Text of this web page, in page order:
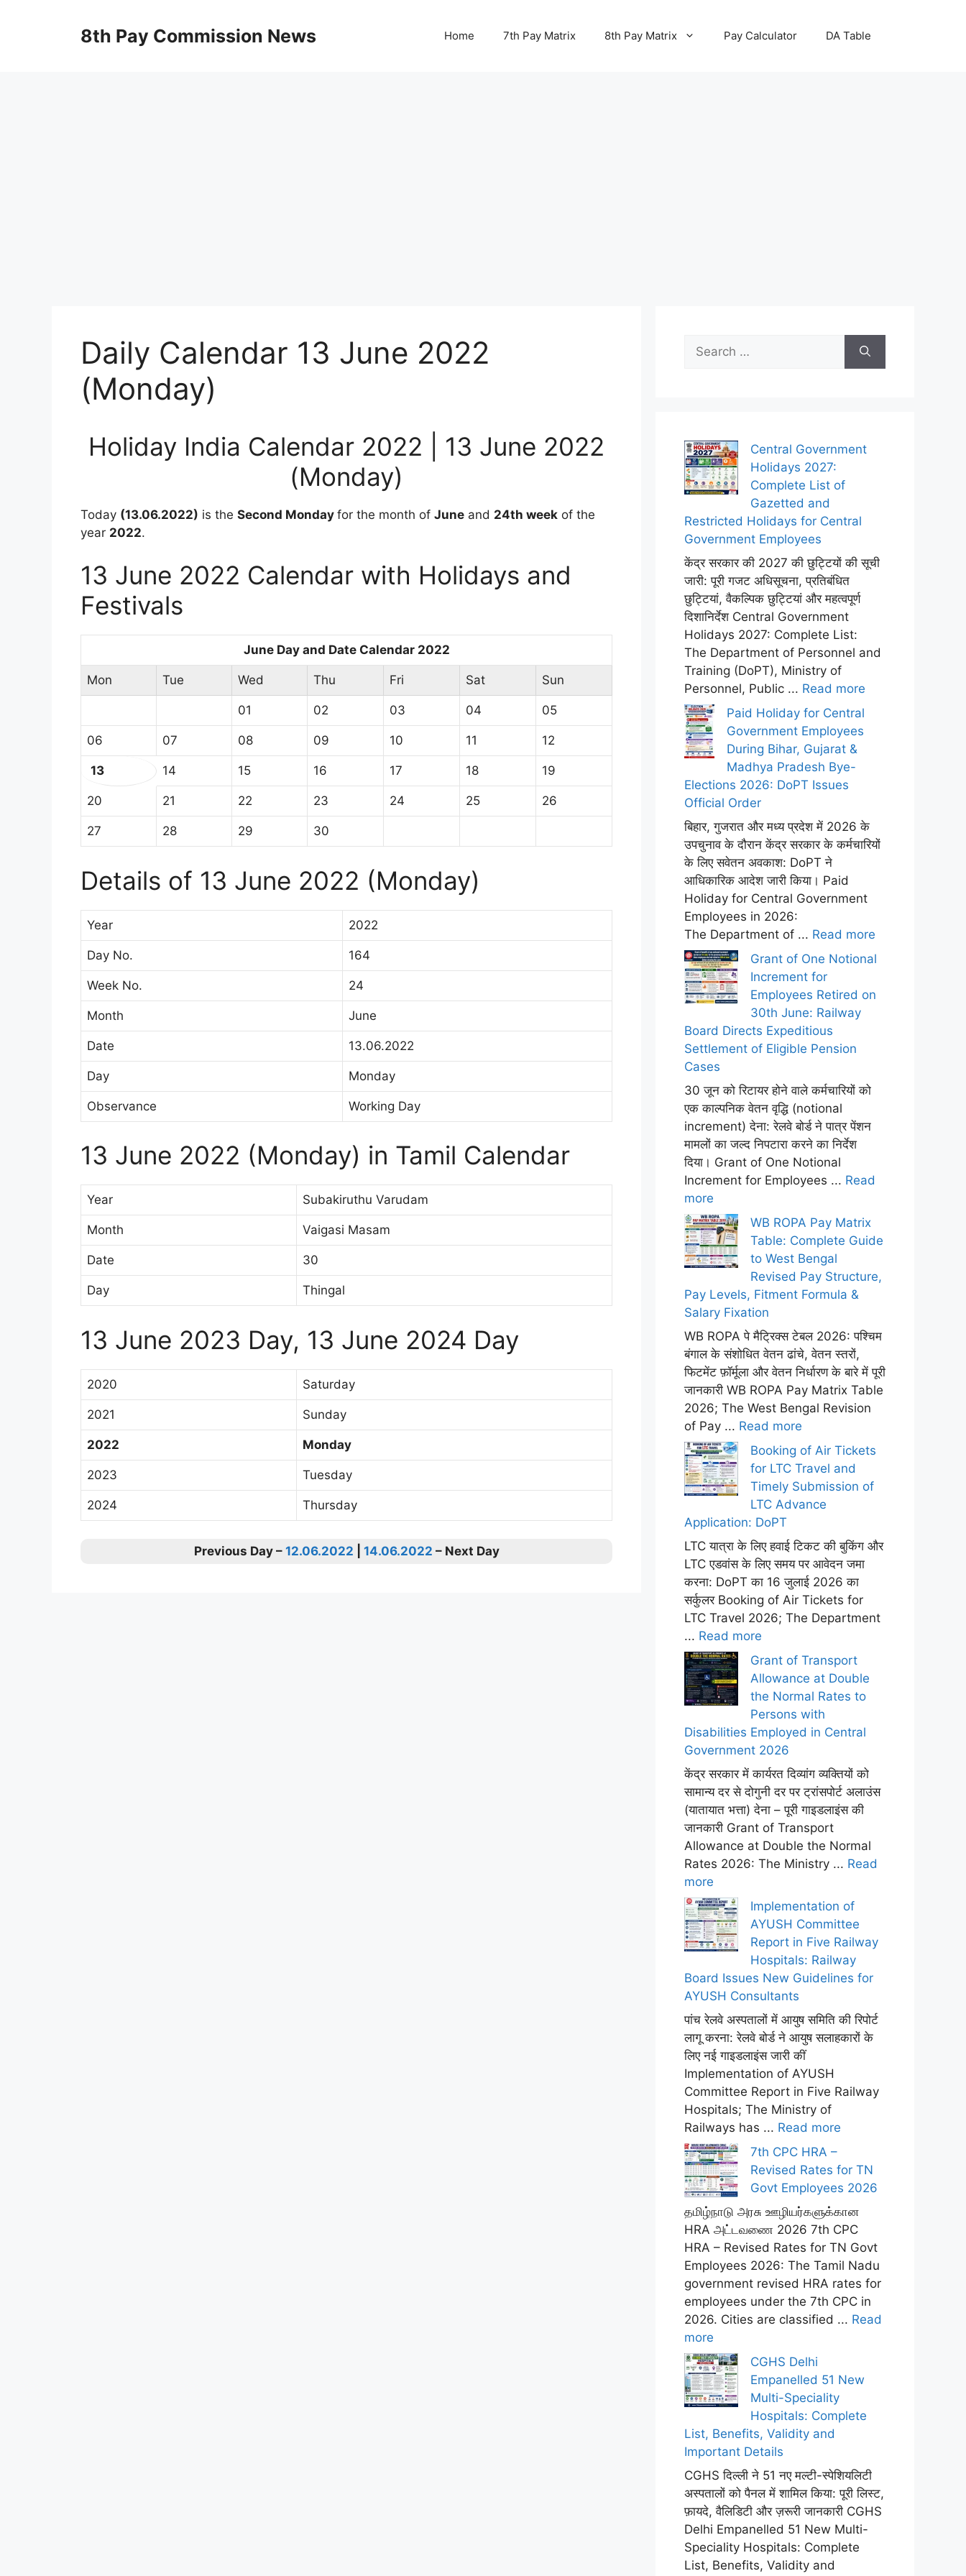
8th Pay Commission News Home 7th Pay Matrix 8th Pay Matrix Pay Calculator DA Table
Daily Calendar 13 June 2022
(Monday)
Holiday India Calendar 2022 | 13 June 2022
(Monday)
Today (13.06.2022) is the Second Monday for the month of June and 24th week of the
year 2022.
13 June 2022 Calendar with Holidays and
Festivals
June Day and Date Calendar 2022
Mon Tue Wed Thu Fri Sat Sun
01 02 03 04 05
06 07 08 09 10 11 12
13 14 15 16 17 18 19
20 21 22 23 24 25 26
27 28 29 30
Details of 13 June 2022 (Monday)
Year 2022
Day No. 164
Week No. 24
Month June
Date 13.06.2022
Day Monday
Observance Working Day
13 June 2022 (Monday) in Tamil Calendar
Year Subakiruthu Varudam
Month Vaigasi Masam
Date 30
Day Thingal
13 June 2023 Day, 13 June 2024 Day
2020 Saturday
2021 Sunday
2022 Monday
2023 Tuesday
2024 Thursday
Previous Day – 12.06.2022 14.06.2022 – Next Day
for:
Central Government
Holidays 2027:
Complete List of
Gazetted and
Restricted Holidays for Central
Government Employees
केंद्र सरकार की 2027 की छुट्टियों की सूची
जारी: पूरी गजट अधिसूचना, प्रतिबंधित
छुट्टियां, वैकल्पिक छुट्टियां और महत्वपूर्ण
दिशानिर्देश Central Government
Holidays 2027: Complete List:
The Department of Personnel and
Training (DoPT), Ministry of
Personnel, Public ... Read more
Paid Holiday for Central
Government Employees
During Bihar, Gujarat &
Madhya Pradesh Bye-
Elections 2026: DoPT Issues
Official Order
बिहार, गुजरात और मध्य प्रदेश में 2026 के
उपचुनाव के दौरान केंद्र सरकार के कर्मचारियों
के लिए सवेतन अवकाश: DoPT ने
आधिकारिक आदेश जारी किया। Paid
Holiday for Central Government
Employees in 2026:
The Department of ... Read more
Grant of One Notional
Increment for
Employees Retired on
30th June: Railway
Board Directs Expeditious
Settlement of Eligible Pension
Cases
30 जून को रिटायर होने वाले कर्मचारियों को
एक काल्पनिक वेतन वृद्धि (notional
increment) देना: रेलवे बोर्ड ने पात्र पेंशन
मामलों का जल्द निपटारा करने का निर्देश
दिया। Grant of One Notional
Increment for Employees ... Read
more
WB ROPA Pay Matrix
Table: Complete Guide
to West Bengal
Revised Pay Structure,
Pay Levels, Fitment Formula &
Salary Fixation
WB ROPA पे मैट्रिक्स टेबल 2026: पश्चिम
बंगाल के संशोधित वेतन ढांचे, वेतन स्तरों,
फिटमेंट फ़ॉर्मूला और वेतन निर्धारण के बारे में पूरी
जानकारी WB ROPA Pay Matrix Table
2026; The West Bengal Revision
of Pay ... Read more
Booking of Air Tickets
for LTC Travel and
Timely Submission of
LTC Advance
Application: DoPT
LTC यात्रा के लिए हवाई टिकट की बुकिंग और
LTC एडवांस के लिए समय पर आवेदन जमा
करना: DoPT का 16 जुलाई 2026 का
सर्कुलर Booking of Air Tickets for
LTC Travel 2026; The Department
... Read more
Grant of Transport
Allowance at Double
the Normal Rates to
Persons with
Disabilities Employed in Central
Government 2026
केंद्र सरकार में कार्यरत दिव्यांग व्यक्तियों को
सामान्य दर से दोगुनी दर पर ट्रांसपोर्ट अलाउंस
(यातायात भत्ता) देना – पूरी गाइडलाइंस की
जानकारी Grant of Transport
Allowance at Double the Normal
Rates 2026: The Ministry ... Read
more
Implementation of
AYUSH Committee
Report in Five Railway
Hospitals: Railway
Board Issues New Guidelines for
AYUSH Consultants
पांच रेलवे अस्पतालों में आयुष समिति की रिपोर्ट
लागू करना: रेलवे बोर्ड ने आयुष सलाहकारों के
लिए नई गाइडलाइंस जारी कीं
Implementation of AYUSH
Committee Report in Five Railway
Hospitals; The Ministry of
Railways has ... Read more
7th CPC HRA –
Revised Rates for TN
Govt Employees 2026
தமிழ்நாடு அரசு ஊழியர்களுக்கான
HRA அட்டவணை 2026 7th CPC
HRA – Revised Rates for TN Govt
Employees 2026: The Tamil Nadu
government revised HRA rates for
employees under the 7th CPC in
2026. Cities are classified ... Read
more
CGHS Delhi
Empanelled 51 New
Multi-Speciality
Hospitals: Complete
List, Benefits, Validity and
Important Details
CGHS दिल्ली ने 51 नए मल्टी-स्पेशियलिटी
अस्पतालों को पैनल में शामिल किया: पूरी लिस्ट,
फ़ायदे, वैलिडिटी और ज़रूरी जानकारी CGHS
Delhi Empanelled 51 New Multi-
Speciality Hospitals: Complete
List, Benefits, Validity and